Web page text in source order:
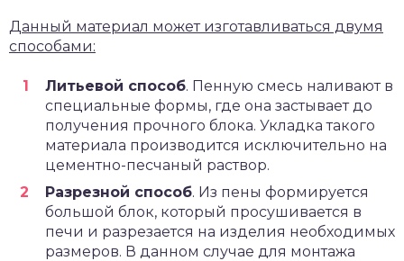
Данный материал может изготавливаться двумя
способами:
Литьевой способ. Пенную смесь наливают в
специальные формы, где она застывает до
получения прочного блока. Укладка такого
материала производится исключительно на
цементно-песчаный раствор.
Разрезной способ. Из пены формируется
большой блок, который просушивается в
печи и разрезается на изделия необходимых
размеров. В данном случае для монтажа